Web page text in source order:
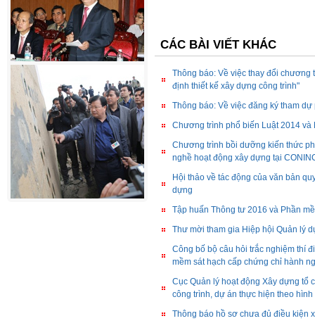
CÁC BÀI VIẾT KHÁC
Thông báo: Về việc thay đổi chương
định thiết kế xây dựng công trình"
Thông báo: Về việc đăng ký tham
Chương trình phổ biến Luật 2014
Chương trình bồi dưỡng kiến thức
nghề hoạt động xây dựng tại
Hội thảo về tác động của văn bản
dựng
Tập huấn Thông tư 2016 và Phần
Thư mời tham gia Hiệp hội Quản lý
Công bố bộ câu hỏi trắc nghiệm thí
mềm sát hạch cấp chứng chỉ hành
Cục Quản lý hoạt động Xây dựng tổ
công trình, dự án thực hiện theo
Thông báo hồ sơ chưa đủ điều kiện